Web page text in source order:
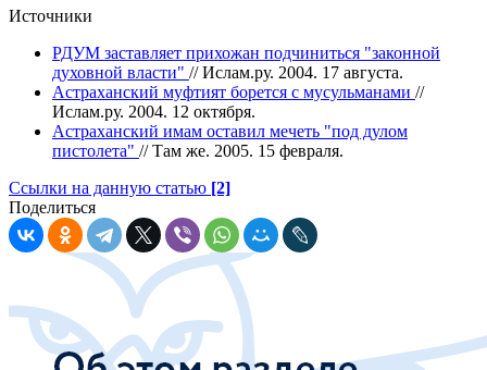
Источники
РДУМ заставляет прихожан подчиниться "законной
духовной власти" // Ислам.ру. 2004. 17 августа.
Астраханский муфтият борется с мусульманами //
Ислам.ру. 2004. 12 октября.
Астраханский имам оставил мечеть "под дулом
пистолета" // Там же. 2005. 15 февраля.
Ссылки на данную статью [2]
Поделиться